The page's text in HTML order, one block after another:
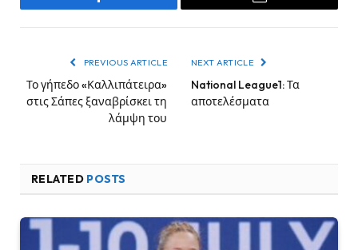
Facebook Email
PREVIOUS ARTICLE
Το γήπεδο «Καλλιπάτειρα»
στις Σάπες ξαναβρίσκει τη
λάμψη του
NEXT ARTICLE
National League1: Τα
αποτελέσματα
RELATED POSTS